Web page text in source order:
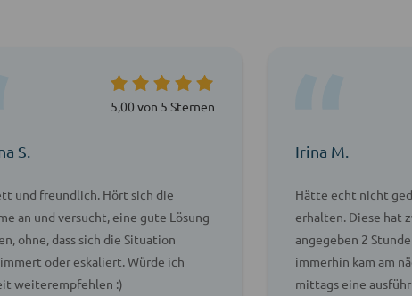
5,00 von 5 Sternen
S.
und freundlich. Hört sich die
an und versucht, eine gute Lösung
ohne, dass sich die Situation
oder eskaliert. Würde ich
weiterempfehlen :)
Irina M.
Hätte echt nicht
erhalten. Diese hat
angegeben 2
immerhin kam am
mittags eine